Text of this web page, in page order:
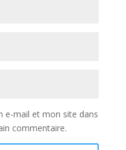
e-mail et mon site dans
commentaire.